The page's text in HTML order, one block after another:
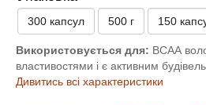
300 капсул 500 г 150
Використовується для: ВСАА
властивостями і є активним
Дивитись всі характеристики